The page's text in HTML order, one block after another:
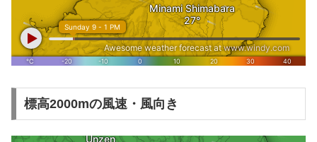
標高2000mの風速・風向き